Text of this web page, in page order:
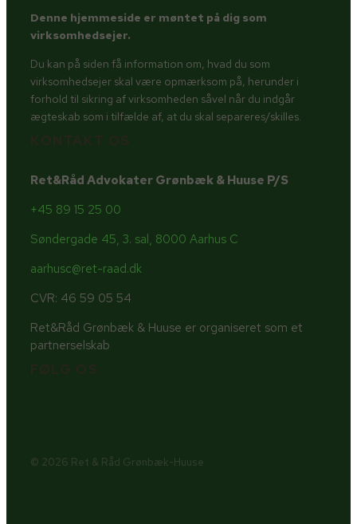
Denne hjemmeside er møntet på dig som
virksomhedsejer.
Du kan på siden få information om, hvad du som
virksomhedsejer skal være opmærksom på, herunder i
forhold til sikring af virksomheden såvel når du indgår
ægteskab som i tilfælde af, at du skal separeres/skilles.
Ret&Råd Advokater Grønbæk & Huuse P/S
+45 89 15 25 00
Søndergade 45, 3. sal, 8000 Aarhus C
aarhusc@ret-raad.dk
CVR: 46 59 05 54
Ret&Råd Grønbæk & Huuse er organiseret som et
partnerselskab
© 2026 Ret & Råd Grønbæk-Huuse